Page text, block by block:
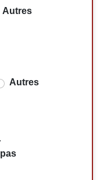
Autres
Autres